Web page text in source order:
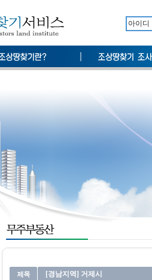
[경남지역] 거제시